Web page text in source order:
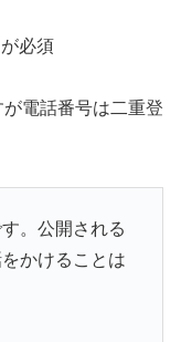
必須
電話番号は二重登
。公開される
かけることは